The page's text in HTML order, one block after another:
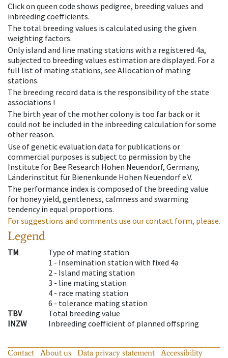
Click on queen code shows pedigree, breeding values and
inbreeding coefficients.
The total breeding values is calculated using the given
weighting factors.
Only island and line mating stations with a registered 4a,
subjected to breeding values estimation are displayed. For a
full list of mating stations, see Allocation of mating
stations.
The breeding record data is the responsibility of the state
associations !
The birth year of the mother colony is too far back or it
could not be included in the inbreeding calculation for some
other reason.
Use of genetic evaluation data for publications or
commercial purposes is subject to permission by the
Institute for Bee Research Hohen Neuendorf, Germany,
Länderinstitut für Bienenkunde Hohen Neuendorf e.V.
The performance index is composed of the breeding value
for honey yield, gentleness, calmness and swarming
tendency in equal proportions.
For suggestions and comments use our contact form, please.
Legend
TM
Type of mating station
1 - Insemination station with fixed 4a
2 - Island mating station
3 - line mating station
4 - race mating station
6 - tolerance mating station
TBV
Total breeding value
INZW
Inbreeding coefficient of planned offspring
Contact About us Data privacy statement
Accessibility